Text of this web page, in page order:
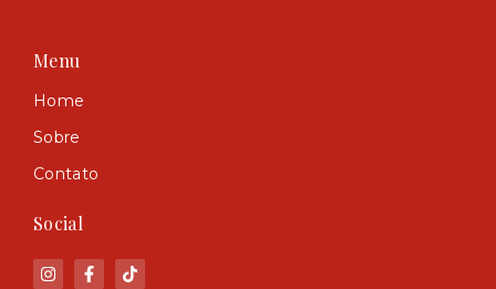
Menu
Home
Sobre
Contato
Social